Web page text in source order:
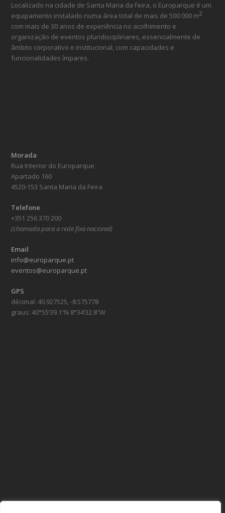
Localizado na cidade de Santa Maria da Feira, o Europarque é um
equipamento instalado numa área total de mais de 500 000 m2
com mais de 30 anos de experiência no acolhimento e
organização de eventos pluridisciplinares, essencialmente de
âmbito corporativo e institucional, com capacidades e
funcionalidades ímpares.
Morada
Rua Interior do Europarque
Apartado 160
4520-153 Santa Maria da Feira
Telefone
+351 256 370 200
(chamada para a rede fixa nacional)
Email
info@europarque.pt
eventos@europarque.pt
GPS
décimal: 40.927525, -8.575778
graus: 40°55’39.1″N 8°34’32.8″W